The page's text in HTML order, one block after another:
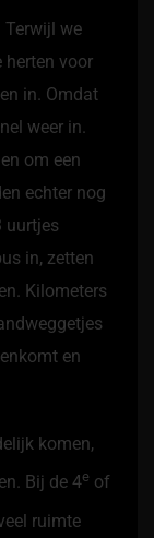
Terwijl we
herten voor
in. Omdat
weer in.
om een
echter nog
uurtjes
in, zetten
Kilometers
en
komen,
Bij de 4e of
ruimte